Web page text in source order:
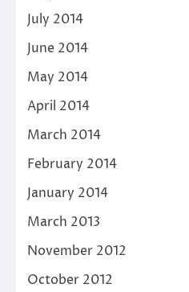
July 2014
June 2014
May 2014
April 2014
March 2014
February 2014
January 2014
March 2013
November 2012
October 2012